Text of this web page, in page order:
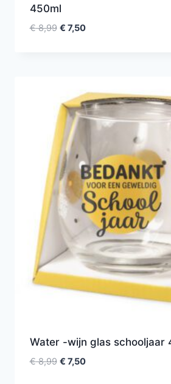
450ml
€8,99 € 7,50
Water -wijn glas schooljaar
€8,99 € 7,50